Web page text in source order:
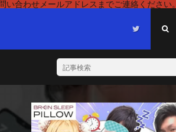
合わせメールアドレスまでご連絡ください。